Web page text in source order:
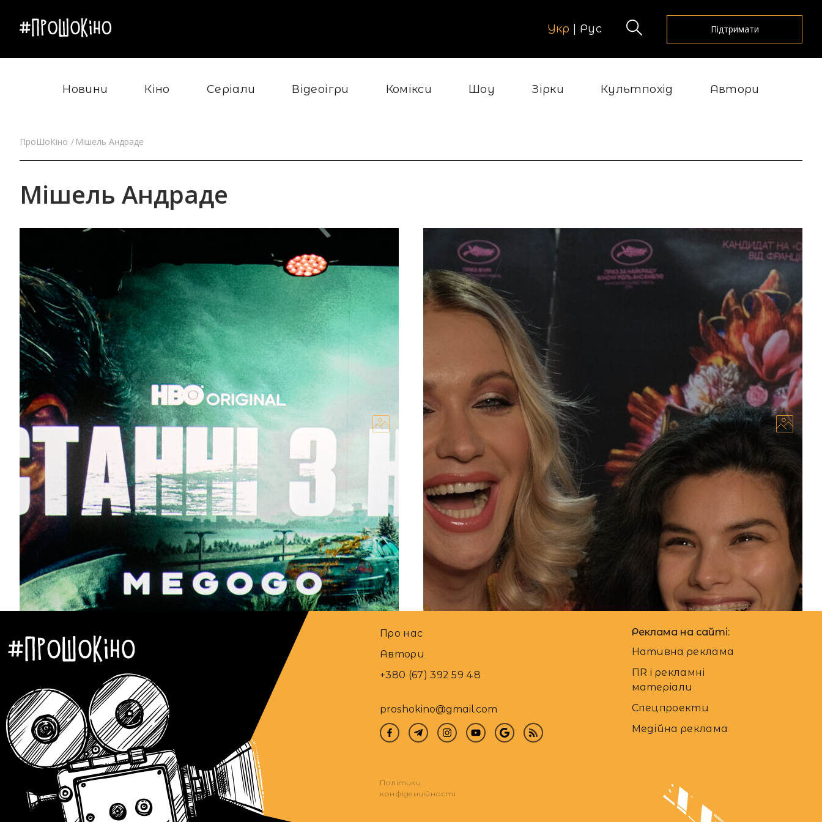
Укр Рус Підтримати
Новини Кіно Серіали Відеоігри Комікси Шоу Зірки Культпохід Автори
ПроШоКіно Мішель Андраде
Мішель Андраде
КультпохідНовиниСеріали
Фролов, Мішель Андраде, Завадюк, Оstrovskyу та інші: у Києві
відбулась прем’єра другого сезону серіалу “Останні з нас”
У Києві медіасервіс MEGOGO провів довгоочікувану прем’єру першої серії
другого сезону апокаліптичного серіалу “Останні з нас” (The Last Of Us).
Фанати серіалу та...
17.04.2025
Автор:Аліна Бондарєва
Культпохід Новини Серіали
Michelle Andrade та Невгамовна Монро подарували свої голоси
героїням фільму «Емілія Перес»
Кримінальний мюзикл «Емілія Перес», кандидат на премію «Оскар» від
Франції, виходить в український прокат вже 7 листопада. Свої голоси двом з
головних героїнь...
01.11.2024
Автор:Єгор Бунін
Про нас
Автори
+380 (67) 392 59 48
proshokino@gmail.com
Реклама на сайті:
Нативна реклама
ПR і рекламні
матеріали
Спецпроекти
Медійна реклама
Політики
конфіденційності